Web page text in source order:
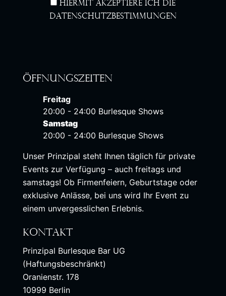
Hiermit akzeptiere ich die
Datenschutzbestimmungen
Öffnungszeiten
Freitag
20:00 - 24:00 Burlesque Shows
Samstag
20:00 - 24:00 Burlesque Shows
Unser Prinzipal steht Ihnen täglich für private
Events zur Verfügung – auch freitags und
samstags! Ob Firmenfeiern, Geburtstage oder
exklusive Anlässe, bei uns wird Ihr Event zu
einem unvergesslichen Erlebnis.
Kontakt
Prinzipal Burlesque Bar UG
(Haftungsbeschränkt)
Oranienstr. 178
10999 Berlin